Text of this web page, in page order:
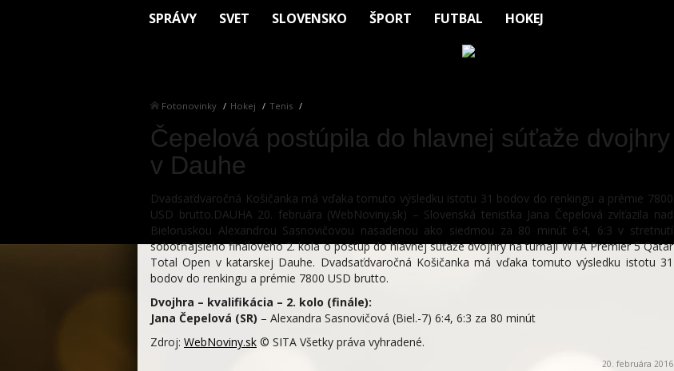
SPRÁVY SVET SLOVENSKO ŠPORT FUTBAL HOKEJ
Fotonovinky Hokej Tenis
Čepelová postúpila do hlavnej súťaže dvojhry
v Dauhe
Dvadsaťdvaročná Košičanka má vďaka tomuto výsledku istotu 31 bodov do renkingu a prémie 7800
USD brutto.DAUHA 20. februára (WebNoviny.sk) – Slovenská tenistka Jana Čepelová zvíťazila nad
Bieloruskou Alexandrou Sasnovičovou nasadenou ako siedmou za 80 minút 6:4, 6:3 v stretnutí
sobotňajšieho finálového 2. kola o postup do hlavnej súťaže dvojhry na turnaji WTA Premier 5 Qatar
Total Open v katarskej Dauhe. Dvadsaťdvaročná Košičanka má vďaka tomuto výsledku istotu 31
bodov do renkingu a prémie 7800 USD brutto.
Dvojhra – kvalifikácia – 2. kolo (finále):
Jana Čepelová (SR) – Alexandra Sasnovičová (Biel.-7) 6:4, 6:3 za 80 minút
Zdroj: WebNoviny.sk © SITA Všetky práva vyhradené.
20. februára 2016